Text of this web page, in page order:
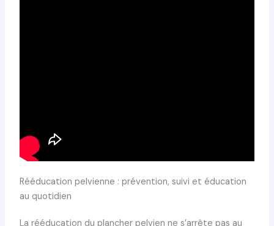
Rééducation pelvienne : prévention, suivi et éducation
au quotidien
La rééducation du plancher pelvien ne s’arrête pas au